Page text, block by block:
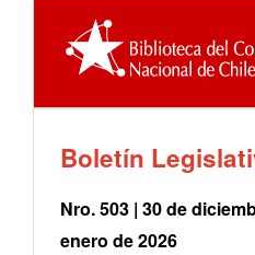
Boletín
Nro. 503 | 30 de
enero de 2026